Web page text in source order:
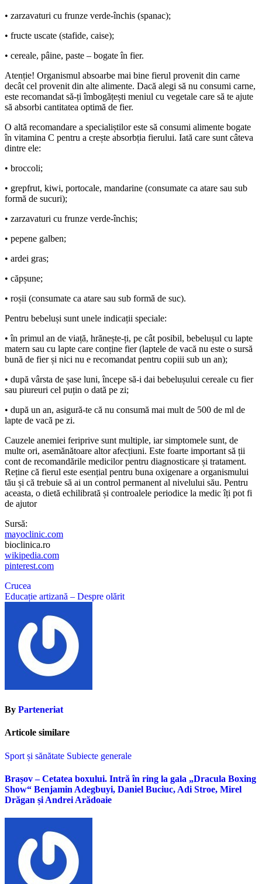
• zarzavaturi cu frunze verde-închis (spanac);
• fructe uscate (stafide, caise);
• cereale, pâine, paste – bogate în fier.
Atenție! Organismul absoarbe mai bine fierul provenit din carne
decât cel provenit din alte alimente. Dacă alegi să nu consumi carne,
este recomandat să-ți îmbogățești meniul cu vegetale care să te ajute
să absorbi cantitatea optimă de fier.
O altă recomandare a specialiștilor este să consumi alimente bogate
în vitamina C pentru a crește absorbția fierului. Iată care sunt câteva
dintre ele:
• broccoli;
• grepfrut, kiwi, portocale, mandarine (consumate ca atare sau sub
formă de sucuri);
• zarzavaturi cu frunze verde-închis;
• pepene galben;
• ardei gras;
• căpșune;
• roșii (consumate ca atare sau sub formă de suc).
Pentru bebeluși sunt unele indicații speciale:
• în primul an de viață, hrănește-ți, pe cât posibil, bebelușul cu lapte
matern sau cu lapte care conține fier (laptele de vacă nu este o sursă
bună de fier și nici nu e recomandat pentru copiii sub un an);
• după vârsta de șase luni, începe să-i dai bebelușului cereale cu fier
sau piureuri cel puțin o dată pe zi;
• după un an, asigură-te că nu consumă mai mult de 500 de ml de
lapte de vacă pe zi.
Cauzele anemiei feriprive sunt multiple, iar simptomele sunt, de
multe ori, asemănătoare altor afecțiuni. Este foarte important să ții
cont de recomandările medicilor pentru diagnosticare și tratament.
Reține că fierul este esențial pentru buna oxigenare a organismului
tău și că trebuie să ai un control permanent al nivelului său. Pentru
aceasta, o dietă echilibrată și controalele periodice la medic îți pot fi
de ajutor
Sursă:
mayoclinic.com
bioclinica.ro
wikipedia.com
pinterest.com
Navigare
în
articole
Crucea
Educație artizană – Despre olărit
By Parteneriat
Articole similare
Sport și sănătate Subiecte generale
Brașov – Cetatea boxului. Intră în ring la gala „Dracula Boxing
Show“ Benjamin Adegbuyi, Daniel Buciuc, Adi Stroe, Mirel
Drăgan și Andrei Arădoaie